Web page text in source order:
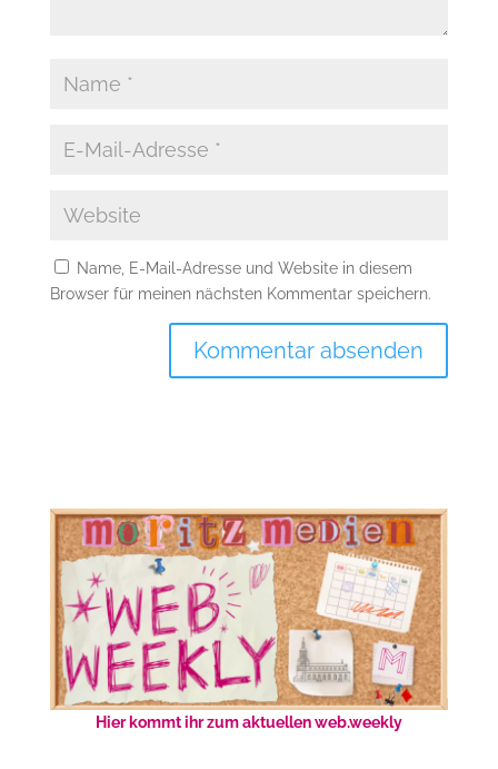
Name, E-Mail-Adresse und Website in diesem
Browser für meinen nächsten Kommentar speichern.
Hier kommt ihr zum aktuellen web.weekly